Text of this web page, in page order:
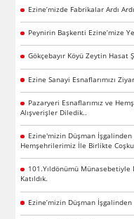
Ezine’mizde Fabrikalar Ardı
Peynirin Başkenti Ezine’mize
Gökçebayır Köyü Zeytin Hasat
Ezine Sanayi Esnaflarımızı
Pazaryeri Esnaflarımız ve
Alışverişler Diledik..
Ezine'mizin Düşman
Hemşehrilerimiz İle Birlikte
101.Yıldönümü Münasebetiyle
Katıldık.
Ezine’mizin Düşman